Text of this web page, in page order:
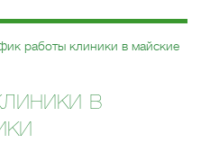
работы клиники в майские
в